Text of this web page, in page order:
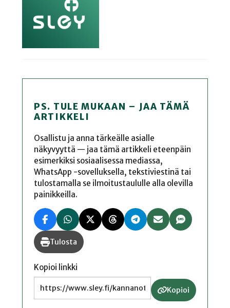
PS. TULE MUKAAN – JAA TÄMÄ
ARTIKKELI
Osallistu ja anna tärkeälle asialle
näkyvyyttä — jaa tämä artikkeli eteenpäin
esimerkiksi sosiaalisessa mediassa,
WhatsApp -sovelluksella, tekstiviestinä tai
tulostamalla se ilmoitustaululle alla olevilla
painikkeilla.
Tulosta
Kopioi linkki
Kopioi